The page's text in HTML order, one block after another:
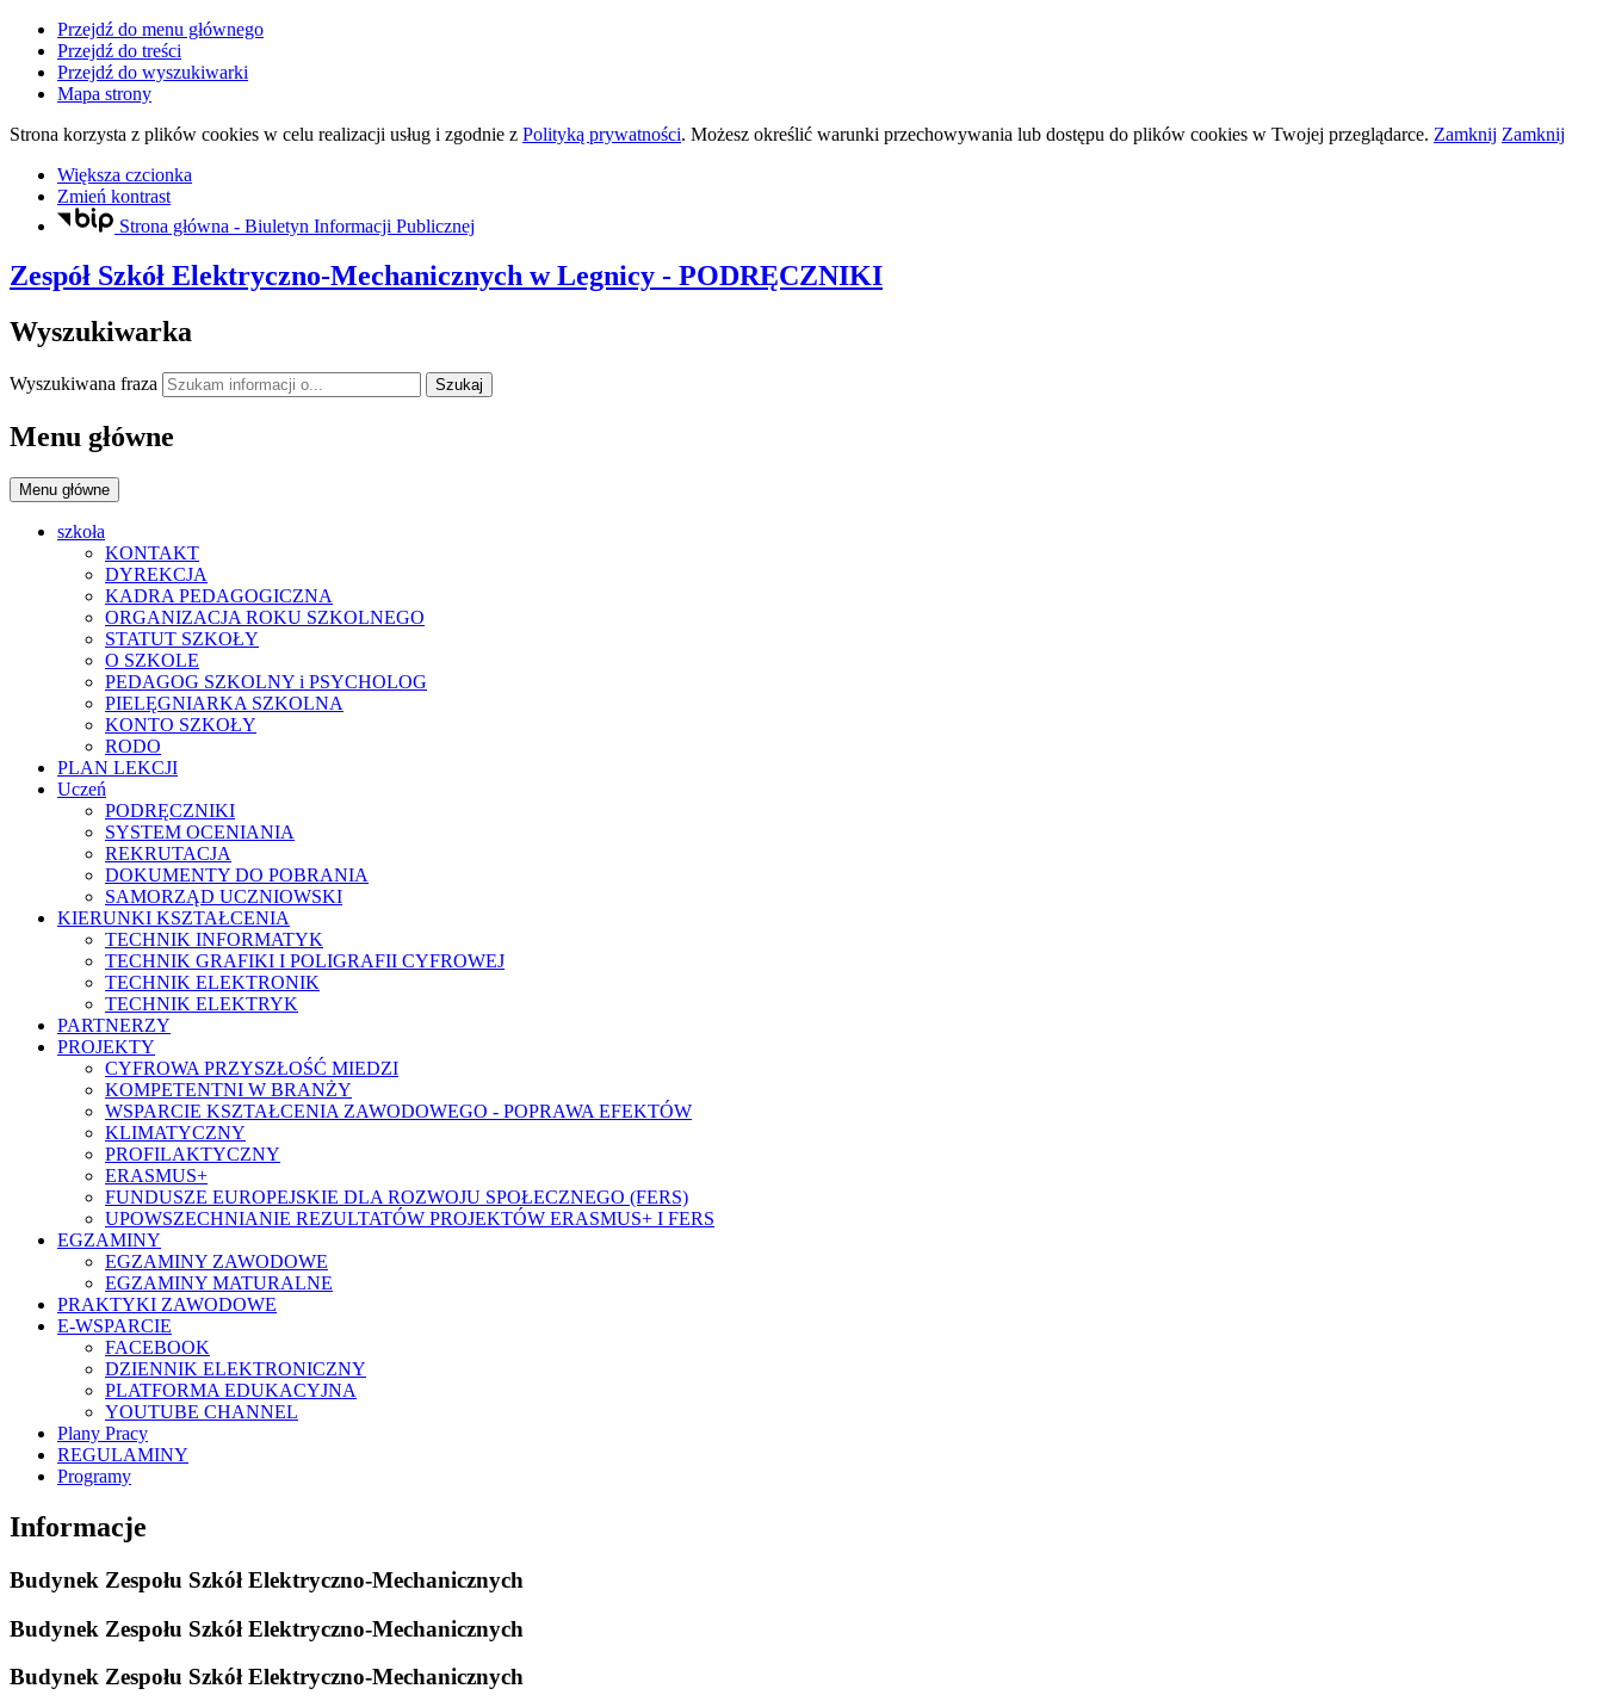
Przejdź do menu głównego
Przejdź do treści
Przejdź do wyszukiwarki
Mapa strony
Strona korzysta z plików cookies w celu realizacji usług i zgodnie z Polityką prywatności. Możesz określić warunki przechowywania lub dostępu do plików cookies w Twojej przeglądarce. Zamknij Zamknij
Większa czcionka
Zmień kontrast
Strona główna - Biuletyn Informacji Publicznej
Zespół Szkół Elektryczno-Mechanicznych w Legnicy - PODRĘCZNIKI
Wyszukiwarka
Wyszukiwana fraza Szukaj
Menu główne
Menu główne
szkoła
KONTAKT
DYREKCJA
KADRA PEDAGOGICZNA
ORGANIZACJA ROKU SZKOLNEGO
STATUT SZKOŁY
O SZKOLE
PEDAGOG SZKOLNY i PSYCHOLOG
PIELĘGNIARKA SZKOLNA
KONTO SZKOŁY
RODO
PLAN LEKCJI
Uczeń
PODRĘCZNIKI
SYSTEM OCENIANIA
REKRUTACJA
DOKUMENTY DO POBRANIA
SAMORZĄD UCZNIOWSKI
KIERUNKI KSZTAŁCENIA
TECHNIK INFORMATYK
TECHNIK GRAFIKI I POLIGRAFII CYFROWEJ
TECHNIK ELEKTRONIK
TECHNIK ELEKTRYK
PARTNERZY
PROJEKTY
CYFROWA PRZYSZŁOŚĆ MIEDZI
KOMPETENTNI W BRANŻY
WSPARCIE KSZTAŁCENIA ZAWODOWEGO - POPRAWA EFEKTÓW
KLIMATYCZNY
PROFILAKTYCZNY
ERASMUS+
FUNDUSZE EUROPEJSKIE DLA ROZWOJU SPOŁECZNEGO (FERS)
UPOWSZECHNIANIE REZULTATÓW PROJEKTÓW ERASMUS+ I FERS
EGZAMINY
EGZAMINY ZAWODOWE
EGZAMINY MATURALNE
PRAKTYKI ZAWODOWE
E-WSPARCIE
FACEBOOK
DZIENNIK ELEKTRONICZNY
PLATFORMA EDUKACYJNA
YOUTUBE CHANNEL
Plany Pracy
REGULAMINY
Programy
Informacje
Budynek Zespołu Szkół Elektryczno-Mechanicznych
Budynek Zespołu Szkół Elektryczno-Mechanicznych
Budynek Zespołu Szkół Elektryczno-Mechanicznych